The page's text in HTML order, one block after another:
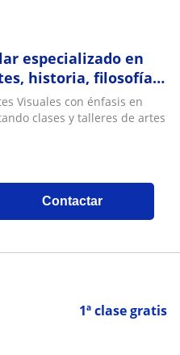
especializado en
historia, filosofía,
Visuales con énfasis en
clases y talleres de artes
Contactar
1ª clase gratis